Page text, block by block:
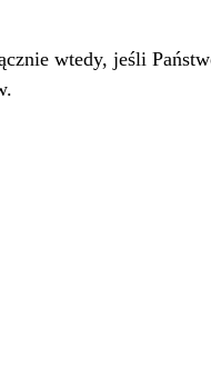
wtedy, jeśli